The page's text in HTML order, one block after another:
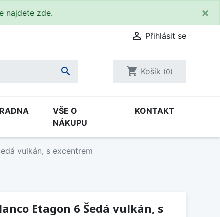
najdete zde. ×
 Přihlásit se
 shopping_cart Košík (0)
VŠE O
NÁKUPU
KONTAKT
vulkán, s excentrem
Etagon 6 Šedá vulkán, s